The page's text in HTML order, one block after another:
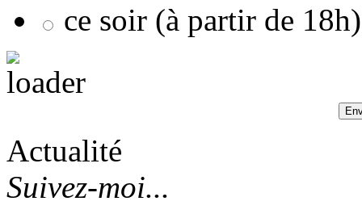
ce soir (à partir de 18h)
Actualité
Suivez-moi...